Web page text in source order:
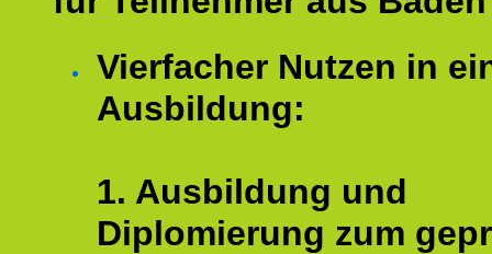
Vierfacher Nutzen in
Ausbildung:
1. Ausbildung und
Diplomierung zum